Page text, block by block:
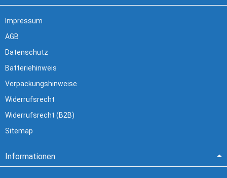
Impressum
AGB
Datenschutz
Batteriehinweis
Verpackungshinweise
Widerrufsrecht
Widerrufsrecht (B2B)
Sitemap
Informationen